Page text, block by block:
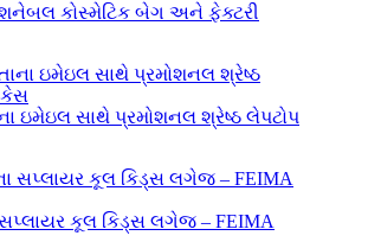
કોસ્મેટિક બેગ અને ફેક્ટરી
ઇમેઇલ સાથે પ્રમોશનલ શ્રેષ્ઠ લેપટોપ
કૂલ કિડ્સ લગેજ – FEIMA